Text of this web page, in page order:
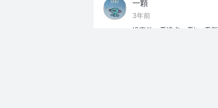
一顆
3年前
没事做，看沸点、看it、看